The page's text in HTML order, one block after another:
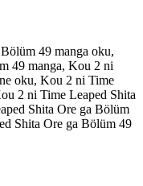
49 manga oku,
49 manga, Kou 2 ni
oku, Kou 2 ni Time
2 ni Time Leaped Shita
Shita Ore ga Bölüm
Shita Ore ga Bölüm 49